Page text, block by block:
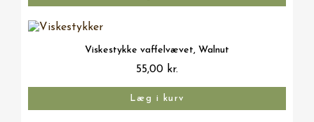
Vis her
Viskestykke vaffelvævet, Walnut
55,00 kr.
Læg i kurv